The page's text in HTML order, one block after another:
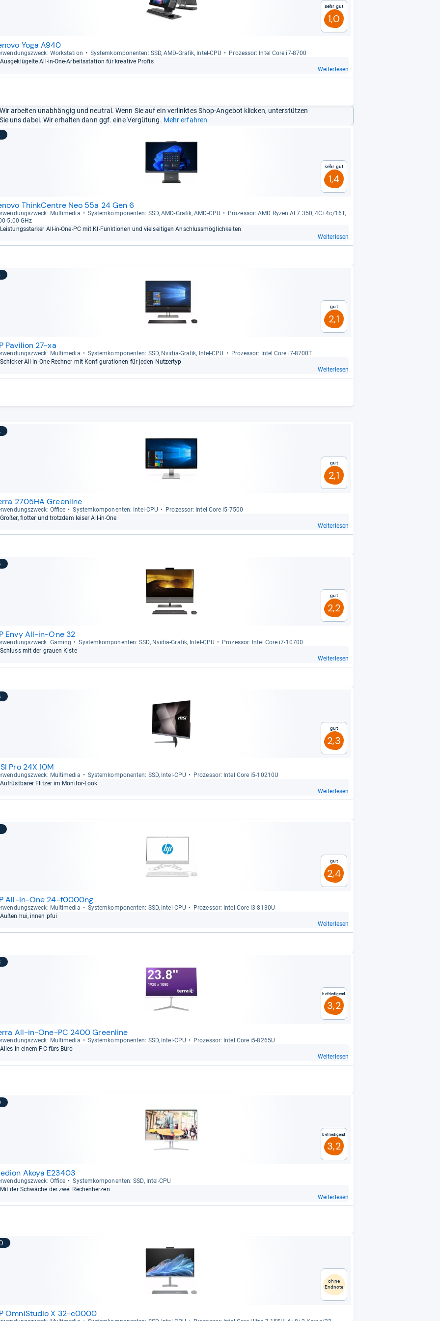
Sehr gut
1,0
Yoga A940
Work­sta­tion Sys­tem­kom­po­nen­ten: SSD, AMD-​Gra­fik, Intel-​CPU
Pro­zes­sor: Intel Core i7-​8700
Aus­ge­klü­gelte All-​in-​One-​Arbeits­sta­tion für krea­tive Pro­fis
Weiterlesen
arbeiten unabhängig und neutral. Wenn Sie auf ein verlinktes Shop-Angebot klicken, unterstützen
uns dabei. Wir erhalten dann ggf. eine Vergütung. Mehr erfahren
Sehr gut
1,4
ThinkCentre Neo 55a 24 Gen 6
Mul­ti­me­dia Sys­tem­kom­po­nen­ten: SSD, AMD-​Gra­fik, AMD-​CPU
Pro­zes­sor: AMD Ryzen AI 7 350, 4C+4c/16T,
​5.00 GHz
Leis­tungs­star­ker All-​in-​One-​PC mit KI-​Funk­tio­nen und viel­sei­ti­gen Anschluss­mög­lich­kei­ten
Weiterlesen
Gut
2,1
Pavilion 27-xa
Mul­ti­me­dia Sys­tem­kom­po­nen­ten: SSD, Nvi­dia-​Gra­fik, Intel-​CPU
Pro­zes­sor: Intel Core i7-​8700T
Schi­cker All-​in-​One-​Rech­ner mit Kon­fi­gu­ra­tio­nen für jeden Nut­zer­typ
Weiterlesen
Gut
2,1
2705HA Greenline
Office Sys­tem­kom­po­nen­ten: Intel-​CPU
Pro­zes­sor: Intel Core i5-​7500
Großer, flot­ter und trotz­dem lei­ser All-​in-​One
Weiterlesen
Gut
2,2
Envy All-in-One 32
Gaming Sys­tem­kom­po­nen­ten: SSD, Nvi­dia-​Gra­fik, Intel-​CPU
Pro­zes­sor: Intel Core i7-​10700
Schluss mit der grauen Kiste
Weiterlesen
Gut
2,3
Pro 24X 10M
Mul­ti­me­dia Sys­tem­kom­po­nen­ten: SSD, Intel-​CPU
Pro­zes­sor: Intel Core i5-​10210U
Auf­rüst­ba­rer Flit­zer im Moni­tor-​Look
Weiterlesen
Gut
2,4
All-in-One 24-f0000ng
Mul­ti­me­dia Sys­tem­kom­po­nen­ten: SSD, Intel-​CPU
Pro­zes­sor: Intel Core i3-​8130U
Außen hui, innen pfui
Weiterlesen
Befriedigend
3,2
All-in-One-PC 2400 Greenline
Mul­ti­me­dia Sys­tem­kom­po­nen­ten: SSD, Intel-​CPU
Pro­zes­sor: Intel Core i5-​8265U
Alles-​in-​einem-​PC fürs Büro
Weiterlesen
Befriedigend
3,2
Akoya E23403
Office
Sys­tem­kom­po­nen­ten: SSD, Intel-​CPU
Mit der Schwä­che der zwei Rechen­her­zen
Weiterlesen
ohne
Endnote
OmniStudio X 32-c0000